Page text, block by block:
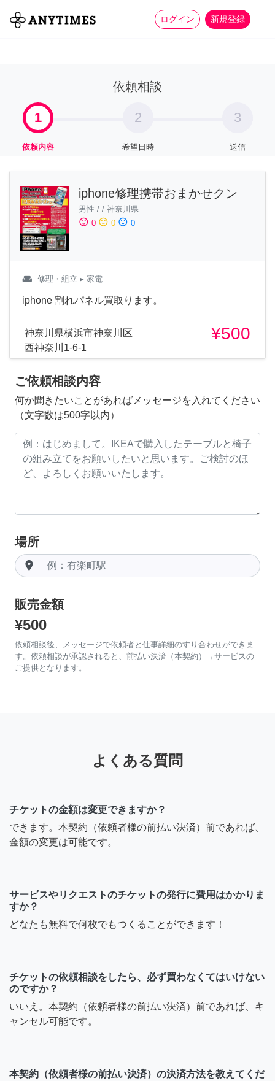
ログイン 新規登録
全て 家事 more_horiz
依頼相談
1
依頼内容
2
希望日時
3
送信
iphone修理携帯おまかせクン
男性 / / 神奈川県
sentiment_satisfied 0 sentiment_neutral 0 sentiment_dissatisfied 0
weekend 修理・組立 ▸ 家電
iphone 割れパネル買取ります。
神奈川県横浜市神奈川区
西神奈川1-6-1
¥500
ご依頼相談内容
何か聞きたいことがあればメッセージを入れてください
（文字数は500字以内）
場所
room
販売金額
¥500
依頼相談後、メッセージで依頼者と仕事詳細のすり合わせができま
す。依頼相談が承認されると、前払い決済（本契約）→サービスの
ご提供となります。
よくある質問
チケットの金額は変更できますか？
できます。本契約（依頼者様の前払い決済）前であれば、
金額の変更は可能です。
サービスやリクエストのチケットの発行に費用はかかりま
すか？
どなたも無料で何枚でもつくることができます！
チケットの依頼相談をしたら、必ず買わなくてはいけない
のですか？
いいえ。本契約（依頼者様の前払い決済）前であれば、キ
ャンセル可能です。
本契約（依頼者様の前払い決済）の決済方法を教えてくだ